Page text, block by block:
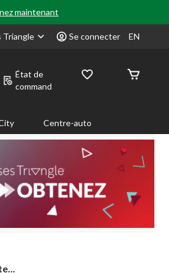
maintenant
Triangle Se connecter EN
État de
command
Centre-auto